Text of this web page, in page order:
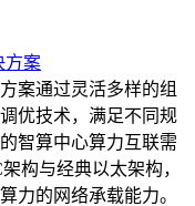
方案
案通过灵活多样的组
优技术，满足不同规
智算中心算力互联需
构与经典以太架构，
力的网络承载能力。